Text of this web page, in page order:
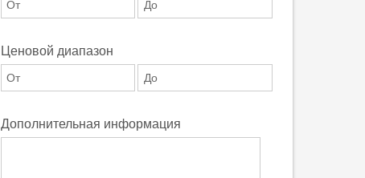
Ценовой диапазон
Дополнительная информация